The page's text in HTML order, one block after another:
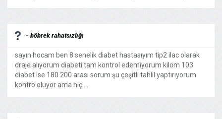
- böbrek rahatsızlığı
sayın hocam ben 8 senelik diabet hastasıyım tip2 ilac olarak
draje alıyorum diabeti tam kontrol edemiyorum kilom 103
diabet ise 180 200 arası sorum şu çeşitli tahlil yaptırıyorum
kontro oluyor ama hiç ...